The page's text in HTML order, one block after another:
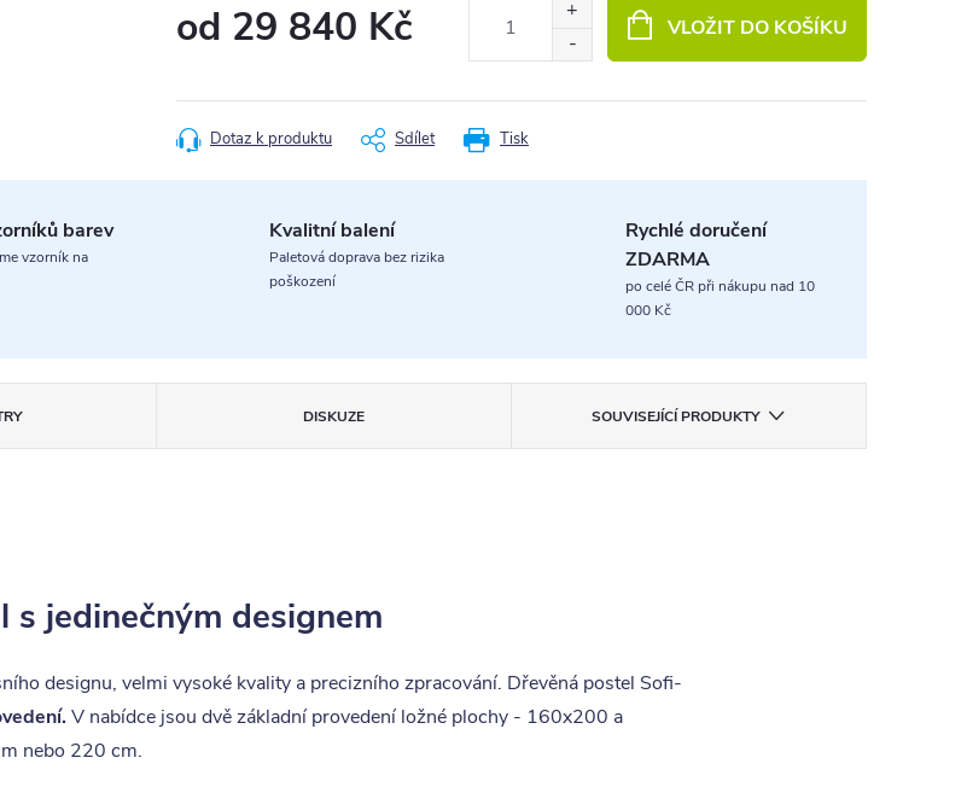
od 29 840 Kč VLOŽIT DO KOŠÍKU
Tisk
Dotaz k produktu Sdílet
barev
vzorník na
Kvalitní balení
Paletová doprava bez rizika
poškození
Rychlé doručení
ZDARMA
po celé ČR při nákupu nad 10
000 Kč
DISKUZE SOUVISEJÍCÍ PRODUKTY
jedinečným designem
designu, velmi vysoké kvality a precizního zpracování. Dřevěná postel Sofi-
V nabídce jsou dvě základní provedení ložné plochy - 160x200 a
nebo 220 cm.